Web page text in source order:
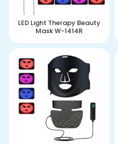
LED Light Therapy Beauty
Mask W-1414R